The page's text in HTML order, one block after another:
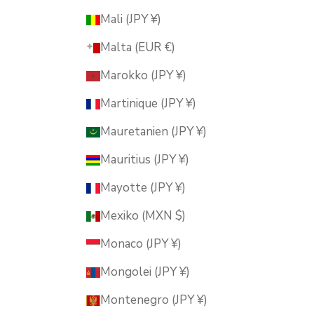
Mali (JPY ¥)
Malta (EUR €)
Marokko (JPY ¥)
Martinique (JPY ¥)
Mauretanien (JPY ¥)
Mauritius (JPY ¥)
Mayotte (JPY ¥)
Mexiko (MXN $)
Monaco (JPY ¥)
Mongolei (JPY ¥)
Montenegro (JPY ¥)